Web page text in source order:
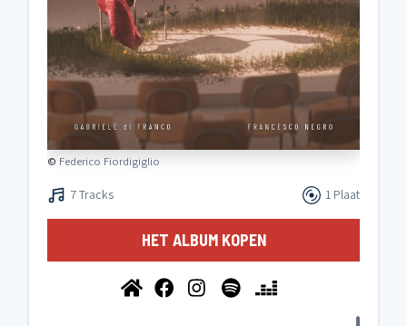
© Federico Fiordigiglio
7 Tracks 1 Plaat
HET ALBUM KOPEN